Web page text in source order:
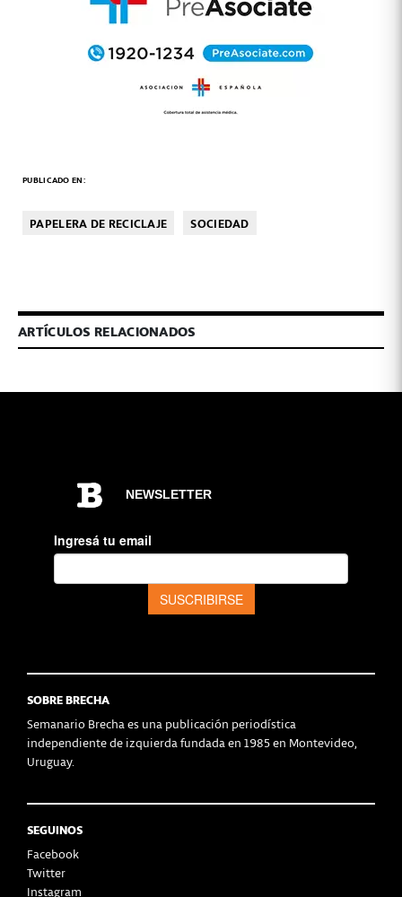
PUBLICADO EN:
PAPELERA DE RECICLAJE SOCIEDAD
ARTÍCULOS RELACIONADOS
SOBRE BRECHA
Semanario Brecha es una publicación periodística
independiente de izquierda fundada en 1985 en Montevideo,
Uruguay.
SEGUINOS
Facebook
Twitter
Instagram